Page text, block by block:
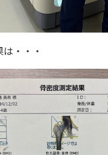
・・・